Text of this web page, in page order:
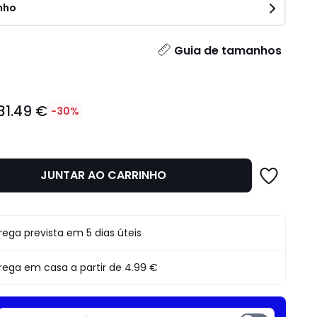
Guia de tamanhos
€ -30%
JUNTAR AO CARRINHO
prevista em 5 dias úteis
em casa a partir de 4.99 €